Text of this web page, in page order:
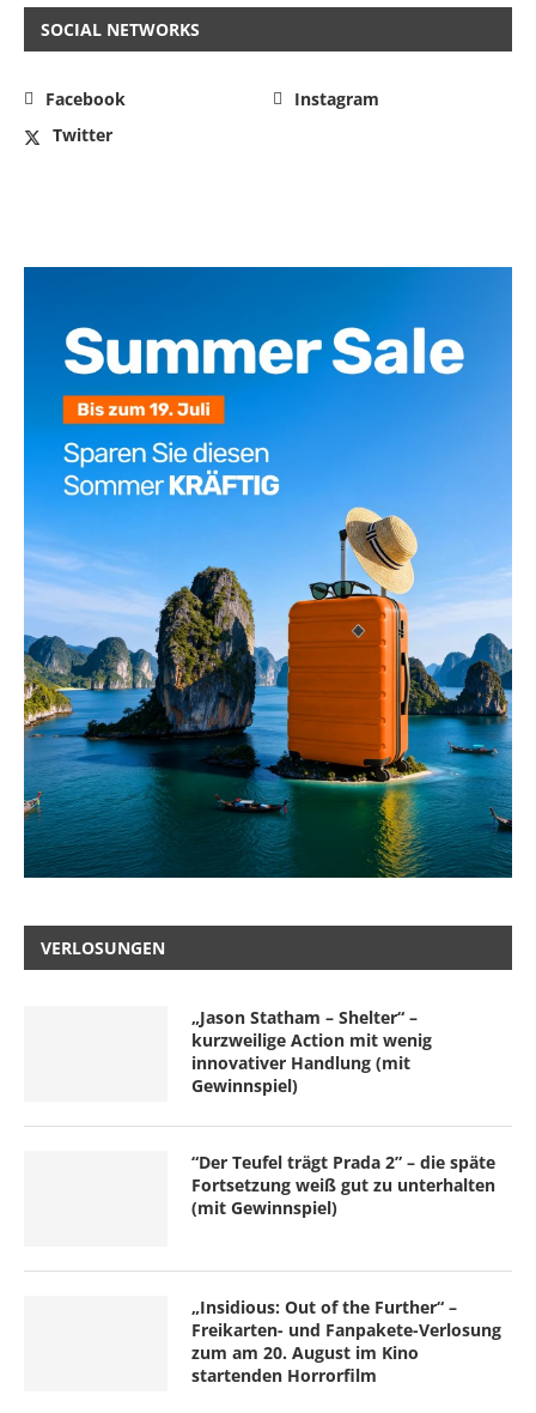
SOCIAL NETWORKS
Facebook
Instagram
Twitter
VERLOSUNGEN
„Jason Statham – Shelter“ –
kurzweilige Action mit wenig
innovativer Handlung (mit
Gewinnspiel)
“Der Teufel trägt Prada 2” – die späte
Fortsetzung weiß gut zu unterhalten
(mit Gewinnspiel)
„Insidious: Out of the Further“ –
Freikarten- und Fanpakete-Verlosung
zum am 20. August im Kino
startenden Horrorfilm